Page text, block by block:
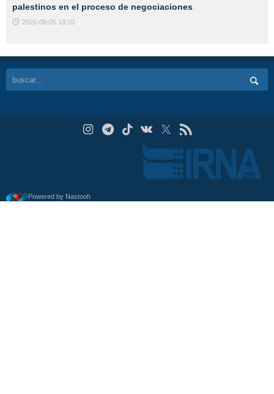
palestinos en el proceso de negociaciones
2026-08-05 18:10
Powered by Nastooh